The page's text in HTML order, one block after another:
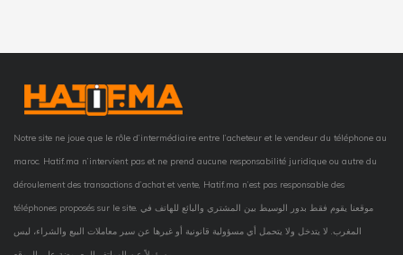
Notre site ne joue que le rôle d’intermédiaire entre l’acheteur et le vendeur du téléphone au
maroc. Hatif.ma n’intervient pas et ne prend aucune responsabilité juridique ou autre du
déroulement des transactions d’achat et vente, Hatif.ma n’est pas responsable des
téléphones proposés sur le site. موقعنا يقوم فقط بدور الوسيط بين المشتري والبائع للهاتف في
المغرب. لا يتدخل ولا يتحمل أي مسؤولية قانونية أو غيرها عن سير معاملات البيع والشراء، ليس